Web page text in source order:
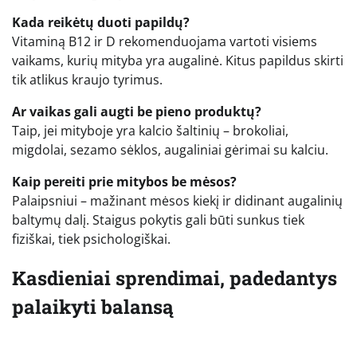
Kada reikėtų duoti papildų?
Vitaminą B12 ir D rekomenduojama vartoti visiems
vaikams, kurių mityba yra augalinė. Kitus papildus skirti
tik atlikus kraujo tyrimus.
Ar vaikas gali augti be pieno produktų?
Taip, jei mityboje yra kalcio šaltinių – brokoliai,
migdolai, sezamo sėklos, augaliniai gėrimai su kalciu.
Kaip pereiti prie mitybos be mėsos?
Palaipsniui – mažinant mėsos kiekį ir didinant augalinių
baltymų dalį. Staigus pokytis gali būti sunkus tiek
fiziškai, tiek psichologiškai.
Kasdieniai sprendimai, padedantys
palaikyti balansą